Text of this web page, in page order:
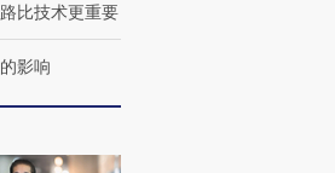
降雨
哈尔滨遭遇短时极端强降
比技术更重要
影响